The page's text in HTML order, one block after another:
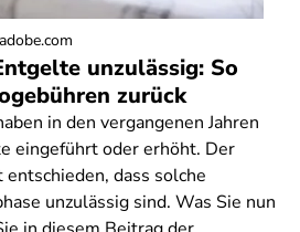
unzulässig: So
zurück
in den vergangenen Jahren
eingeführt oder erhöht. Der
dass solche
unzulässig sind. Was Sie nun